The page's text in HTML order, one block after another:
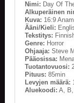
Nimi: Day Of
Alkuperäinen
Kuva: 16:9
Ääni/Kieli:
Tekstitys:
Genre: Horror
Ohjaaja: Steve
Pääosissa:
Tuotantovuosi:
Pituus: 85min
Levyjen määrä:
Aluekoodi: A,